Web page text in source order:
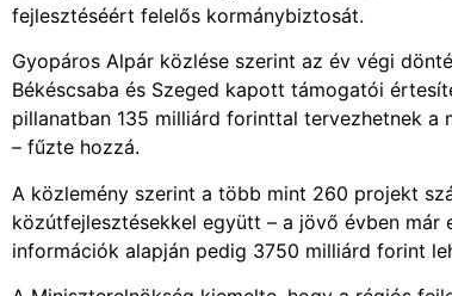
fejlesztéséért felelős kormánybiztosát.
Gyopáros Alpár közlése szerint az év végi
Békéscsaba és Szeged kapott támogatói
pillanatban 135 milliárd forinttal tervezhetnek
– fűzte hozzá.
A közlemény szerint a több mint 260 projekt
közútfejlesztésekkel együtt – a jövő évben
információk alapján pedig 3750 milliárd forint